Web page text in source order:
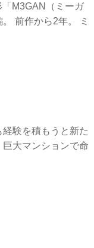
M3GAN（ミーガ
前作から2年。 ミ
験を積もうと新た
大マンションで命